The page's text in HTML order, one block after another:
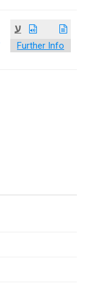
ע
Further Info